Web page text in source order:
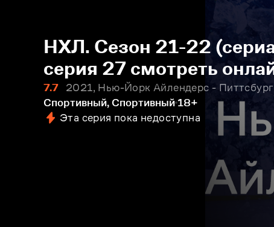
НХЛ. Сезон 21-22
серия 27 смотреть
7.7
2021, Нью-Йорк Айлендерс -
Спортивный, Спортивный 18+
Эта серия пока недоступна